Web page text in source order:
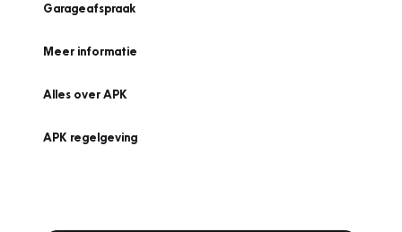
Garageafspraak
Meer informatie
Alles over APK
APK regelgeving